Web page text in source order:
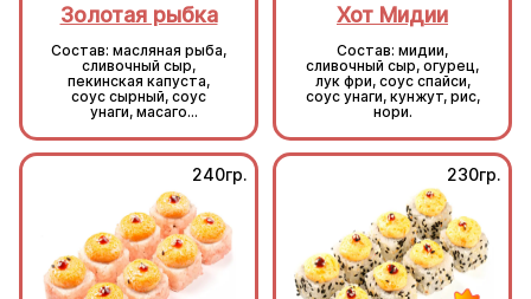
Золотая рыбка
Состав: масляная рыба,
сливочный сыр,
пекинская капуста,
соус сырный, соус
унаги, масаго
нори.
Хот Мидии
Состав: мидии,
сливочный сыр, огурец,
лук фри, соус спайси,
соус унаги, кунжут, рис,
нори.
240гр. 230гр.